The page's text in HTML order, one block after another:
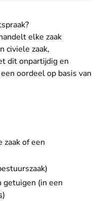
elke zaak
civiele zaak,
dit onpartijdig en
oordeel op basis van
zaak of een
getuigen (in een
)